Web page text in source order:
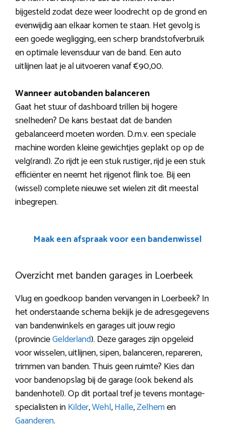
bijgesteld zodat deze weer loodrecht op de grond en
evenwijdig aan elkaar komen te staan. Het gevolg is
een goede wegligging, een scherp brandstofverbruik
en optimale levensduur van de band. Een auto
uitlijnen laat je al uitvoeren vanaf €90,00.
Wanneer autobanden balanceren
Gaat het stuur of dashboard trillen bij hogere
snelheden? De kans bestaat dat de banden
gebalanceerd moeten worden. D.m.v. een speciale
machine worden kleine gewichtjes geplakt op op de
velg(rand). Zo rijdt je een stuk rustiger, rijd je een stuk
efficiënter en neemt het rijgenot flink toe. Bij een
(wissel) complete nieuwe set wielen zit dit meestal
inbegrepen.
Maak een afspraak voor een bandenwissel
Overzicht met banden garages in Loerbeek
Vlug en goedkoop banden vervangen in Loerbeek? In
het onderstaande schema bekijk je de adresgegevens
van bandenwinkels en garages uit jouw regio
(provincieGelderland). Deze garages zijn opgeleid
voor wisselen, uitlijnen, sipen, balanceren, repareren,
trimmen van banden. Thuis geen ruimte? Kies dan
voor bandenopslag bij de garage (ook bekend als
bandenhotel). Op dit portaal tref je tevens montage-
specialisten inKilder,Wehl,Halle,Zelhemen
Gaanderen.